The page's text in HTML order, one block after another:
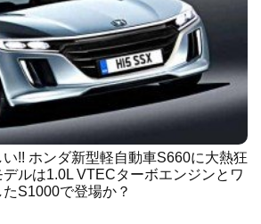
い!! ホンダ新型軽自動車S660に大熱狂
ルは1.0L VTECターボエンジンとワ
S1000で登場か？